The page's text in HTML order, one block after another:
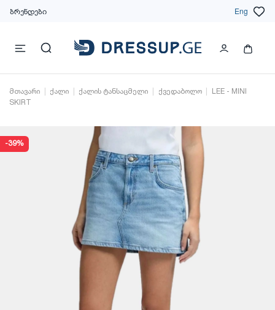
ბრენდები Eng
მთავარი ქალი ქალის ტანსაცმელი ქვედაბოლო
LEE - MINI
SKIRT
-39%